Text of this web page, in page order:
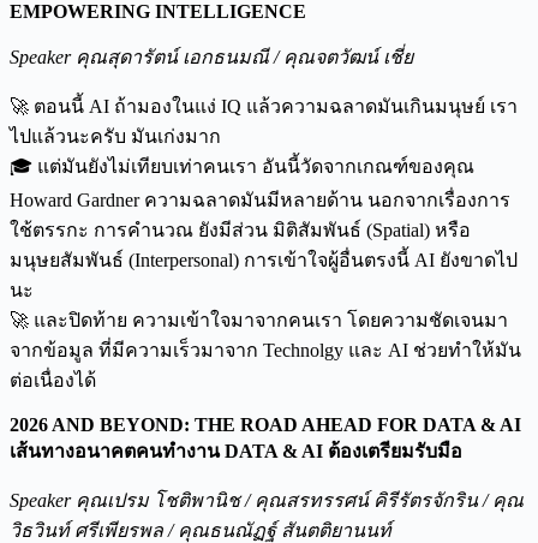
EMPOWERING INTELLIGENCE
Speaker คุณสุดารัตน์ เอกธนมณี / คุณจตวัฒน์ เชี่ย
🚀 ตอนนี้ AI ถ้ามองในแง่ IQ แล้วความฉลาดมันเกินมนุษย์ เรา
ไปแล้วนะครับ มันเก่งมาก
🎓 แต่มันยังไม่เทียบเท่าคนเรา อันนี้วัดจากเกณฑ์ของคุณ
Howard Gardner ความฉลาดมันมีหลายด้าน นอกจากเรื่องการ
ใช้ตรรกะ การคำนวณ ยังมีส่วน มิติสัมพันธ์ (Spatial) หรือ
มนุษยสัมพันธ์ (Interpersonal) การเข้าใจผู้อื่นตรงนี้ AI ยังขาดไป
นะ
🚀 และปิดท้าย ความเข้าใจมาจากคนเรา โดยความชัดเจนมา
จากข้อมูล ที่มีความเร็วมาจาก Technolgy และ AI ช่วยทำให้มัน
ต่อเนื่องได้
2026 AND BEYOND: THE ROAD AHEAD FOR DATA & AI
เส้นทางอนาคตคนทำงาน DATA & AI ต้องเตรียมรับมือ
Speaker คุณเปรม โชติพานิช / คุณสรทรรศน์ คิรีรัตรจักริน / คุณ
วิธวินท์ ศรีเพียรพล / คุณธนณัฏฐ์ สันตติยานนท์